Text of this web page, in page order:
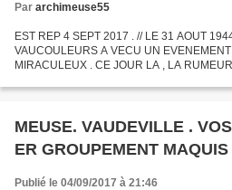
Par archimeuse55
EST REP 4 SEPT 2017 . // LE 31 AOUT
VAUCOULEURS A VECU UN
MIRACULEUX . CE JOUR LA , LA
VALCOLOROIS DESCENDENT...
MEUSE. VAUDEVILLE . VOSGES .
ER GROUPEMENT MAQUIS
Publié le 04/09/2017 à 21:46